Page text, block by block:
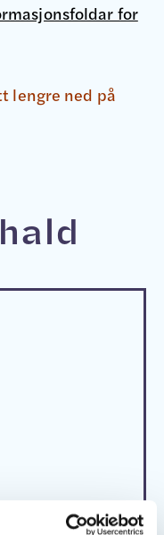
for
lengre ned på